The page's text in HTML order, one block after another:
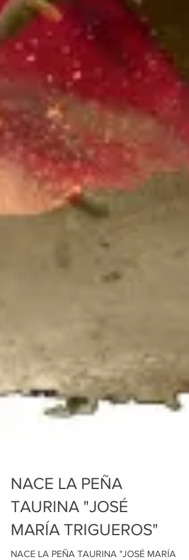
NACE LA PEÑA
TAURINA "JOSÉ
MARÍA TRIGUEROS"